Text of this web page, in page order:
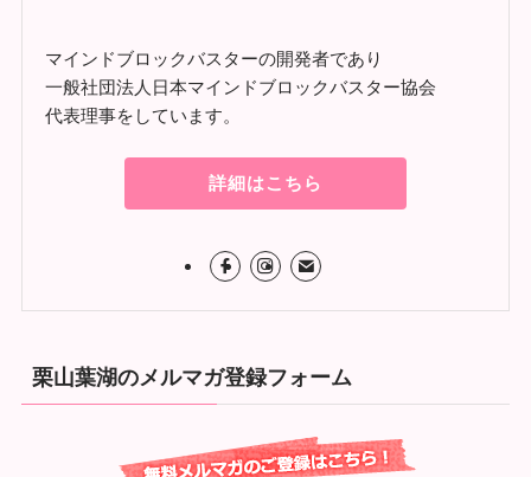
マインドブロックバスターの開発者であり
一般社団法人日本マインドブロックバスター協会
代表理事をしています。
詳細はこちら
栗山葉湖のメルマガ登録フォーム